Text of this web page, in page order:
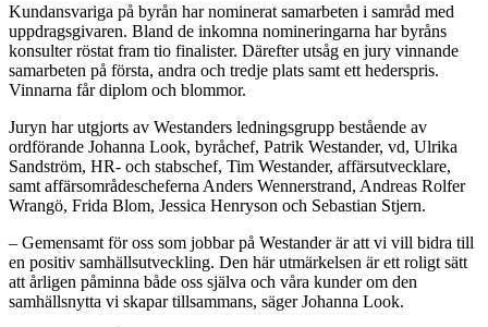
Kundansvariga på byrån har nominerat samarbeten i samråd med
uppdragsgivaren. Bland de inkomna nomineringarna har byråns
konsulter röstat fram tio finalister. Därefter utsåg en jury vinnande
samarbeten på första, andra och tredje plats samt ett hederspris.
Vinnarna får diplom och blommor.
Juryn har utgjorts av Westanders ledningsgrupp bestående av
ordförande Johanna Look, byråchef, Patrik Westander, vd, Ulrika
Sandström, HR- och stabschef, Tim Westander, affärsutvecklare,
samt affärsområdescheferna Anders Wennerstrand, Andreas Rolfer
Wrangö, Frida Blom, Jessica Henryson och Sebastian Stjern.
– Gemensamt för oss som jobbar på Westander är att vi vill bidra till
en positiv samhällsutveckling. Den här utmärkelsen är ett roligt sätt
att årligen påminna både oss själva och våra kunder om den
samhällsnytta vi skapar tillsammans, säger Johanna Look.